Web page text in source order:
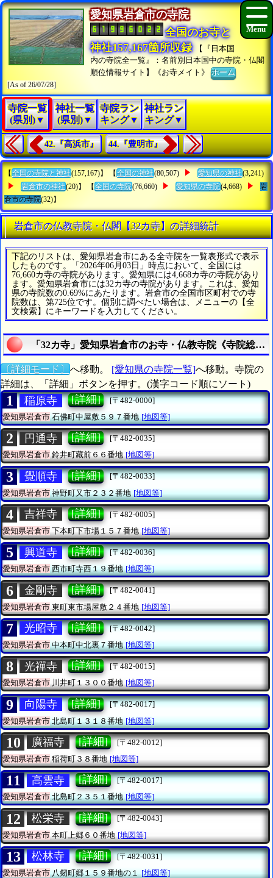
愛知県岩倉市の寺院
全国のお寺と
神社157,167箇所収録
【『日本国
内の寺院全一覧』：名前別日本国中の寺院・仏閣
順位情報サイト】《お寺メイト》ホーム
[As of 26/07/28]
寺院一覧
(県別)▼
神社一覧
(県別)▼
寺院ラン
キング▼
神社ラン
キング▼
42.『高浜市』 44.『豊明市』
【 全国の寺院と神社(157,167)】 【 全国の神社(80,507) 愛知県の神社(3,241)
岩倉市の神社(20)】 【 全国の寺院(76,660) 愛知県の寺院(4,668)
岩
倉市の寺院(32)】
岩倉市の仏教寺院・仏閣【32カ寺】の詳細統計
下記のリストは、愛知県岩倉市にある全寺院を一覧表形式で表示
したものです。「2026年06月03日」時点において、全国には
76,660カ寺の寺院があります。愛知県には4,668カ寺の寺院があり
ます。愛知県岩倉市には32カ寺の寺院があります。これは、愛知
県の寺院数の0.69%にあたります。岩倉市の全国市区町村での寺
院数は、第725位です。個別に調べたい場合は、メニューの【全
文検索】にキーワードを入力してください。
「32カ寺」愛知県岩倉市のお寺・仏教寺院《寺院総数
〔詳細モード〕 へ移動。 [愛知県の寺院一覧]へ移動。寺院の
詳細は、「詳細」ボタンを押す。(漢字コード順にソート)
1 稲原寺 [詳細]
[〒482-0000]
愛知県岩倉市石佛町中屋敷５９７番地 [地図等]
2 円通寺 [詳細]
[〒482-0035]
愛知県岩倉市鈴井町藏前６６番地 [地図等]
3 覺順寺 [詳細]
[〒482-0033]
愛知県岩倉市神野町又市２３２番地 [地図等]
4 吉祥寺 [詳細]
[〒482-0005]
愛知県岩倉市 下本町下市場１５７番地 [地図等]
5 興道寺 [詳細]
[〒482-0036]
愛知県岩倉市西市町寺西１９番地 [地図等]
6 金剛寺 [詳細]
[〒482-0041]
愛知県岩倉市 東町東市場屋敷２４番地 [地図等]
7 光昭寺 [詳細]
[〒482-0042]
愛知県岩倉市中本町中北裏７番地 [地図等]
8 光禪寺 [詳細]
[〒482-0015]
愛知県岩倉市川井町１３００番地 [地図等]
9 向陽寺 [詳細]
[〒482-0017]
愛知県岩倉市北島町１３１８番地 [地図等]
10 廣福寺 [詳細]
[〒482-0012]
愛知県岩倉市 稲荷町３８番地 [地図等]
11 高雲寺 [詳細]
[〒482-0017]
愛知県岩倉市北島町２３５１番地 [地図等]
12 松栄寺 [詳細]
[〒482-0043]
愛知県岩倉市 本町上郷６０番地 [地図等]
13 松林寺 [詳細]
[〒482-0031]
愛知県岩倉市八剱町郷１５９番地の１ [地図等]